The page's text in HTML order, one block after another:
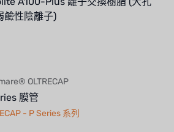
鹼性陰離子)
OLTRECAP
膜管
- P Series 系列